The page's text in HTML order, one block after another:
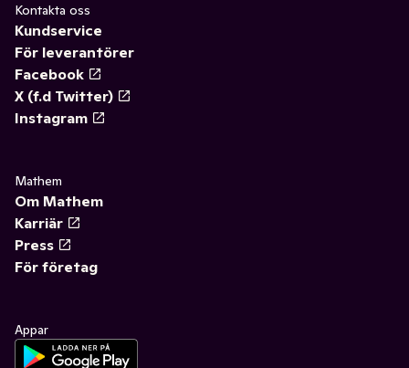
Kontakta oss
Kundservice
För leverantörer
Facebook
X (f.d Twitter)
Instagram
Mathem
Om Mathem
Karriär
Press
För företag
Appar